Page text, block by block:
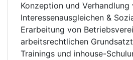
Konzeption und Verhandlung
Interessenausgleichen &
Erarbeitung von
arbeitsrechtlichen
Trainings und inhouse-